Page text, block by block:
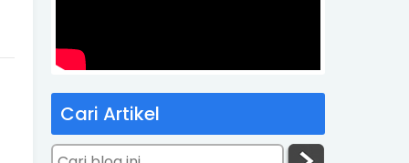
Cari Artikel